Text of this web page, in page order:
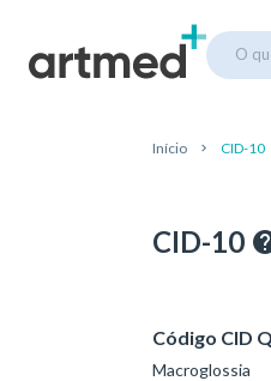
O
Início CID-10
CID-10
Código CID
Macroglossia